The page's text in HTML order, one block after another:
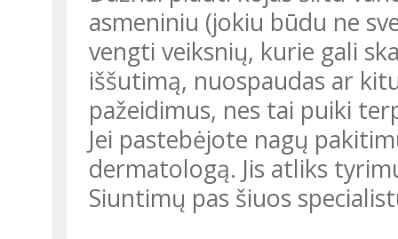
asmeniniu (jokiu būdu ne
vengti veiksnių, kurie gali
iššutimą, nuospaudas ar
pažeidimus, nes tai puiki
Jei pastebėjote nagų
dermatologą. Jis atliks
Siuntimų pas šiuos